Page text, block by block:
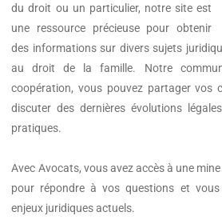
du droit ou un particulier, notre site est
une ressource précieuse pour obtenir
des informations sur divers sujets
au droit de la famille. Notre
coopération, vous pouvez partager vos
discuter des dernières évolutions
pratiques.
Avec Avocats, vous avez accès à une
pour répondre à vos questions et
enjeux juridiques actuels.